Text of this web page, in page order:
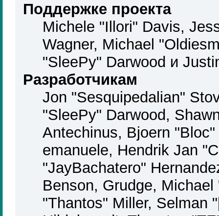
Поддержке проекта
Michele "Illori" Davis,
Wagner, Michael
"SleePy" Darwood и
Разработчикам
Jon "Sesquipedalian"
"SleePy" Darwood,
Antechinus, Bjoern
emanuele, Hendrik Jan
"JayBachatero"
Benson, Grudge,
"Thantos" Miller, Selman